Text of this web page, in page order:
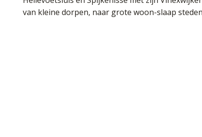
van kleine dorpen, naar grote woon-slaap